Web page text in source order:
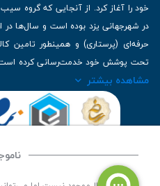
در شهرجهانی یزد بوده است و سال‌ها در
حرفه‌ای (پرستاری) و همینطور تامین
تحت پوشش خود خدمت‌رسانی کرده است
برترین برندهای موجود در بازار اطلاعات
| تلفن تماس : 36333383-035 | ایمیل: Info@Sib115.com
مشاهده بیشتر
کلیه حقوق این سایت متعلق به سیب 115 (